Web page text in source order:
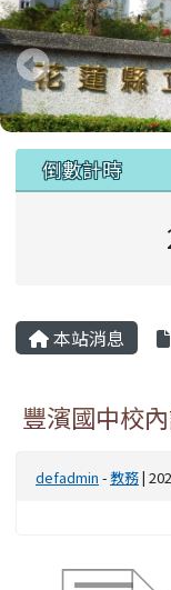
上中區域內容
倒數計時
主內容區域
本站消息
豐濱國中校
defadmin -教務|
頁尾區域